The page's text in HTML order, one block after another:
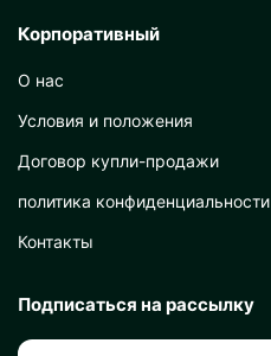
Корпоративный
О нас
Условия и положения
Договор купли-продажи
политика конфиденциальности
Контакты
Подписаться на рассылку